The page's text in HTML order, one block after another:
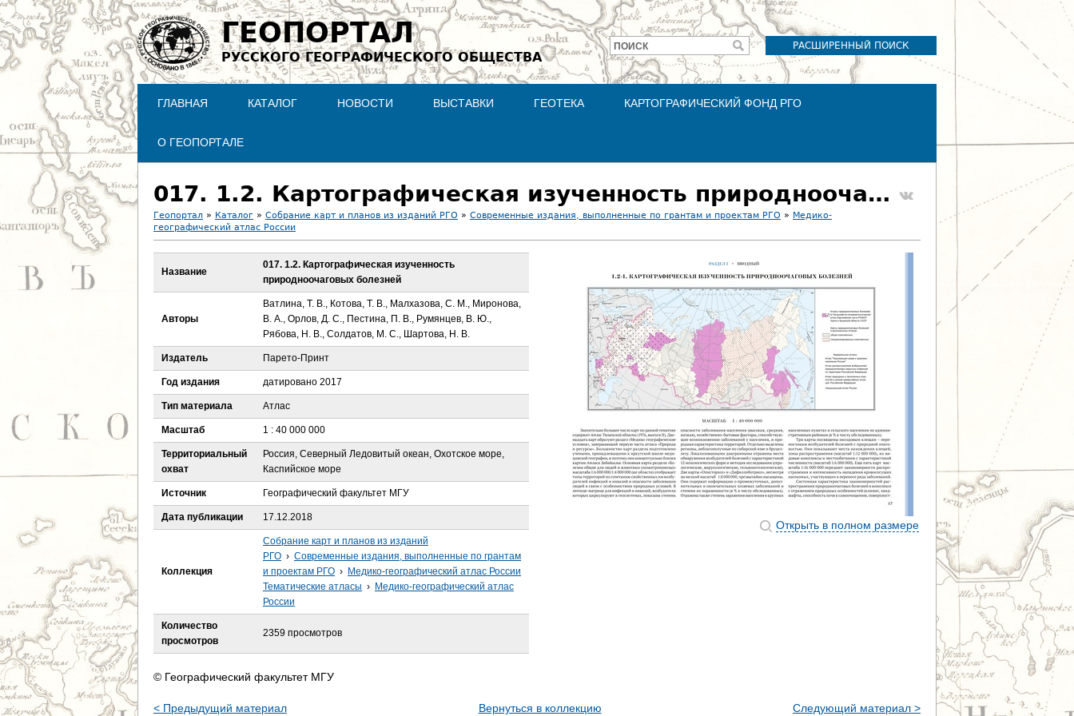
Jump to navigation
ГЕОПОРТАЛ
РУССКОГО ГЕОГРАФИЧЕСКОГО ОБЩЕСТВА
РАСШИРЕННЫЙ ПОИСК
Форма
поиска
ПОИСК
ГЛАВНАЯ КАТАЛОГ НОВОСТИ ВЫСТАВКИ ГЕОТЕКА КАРТОГРАФИЧЕСКИЙ ФОНД РГО
О ГЕОПОРТАЛЕ
017. 1.2. Картографическая изученность природноочаговых болезней
В
ы
е
с
ь
Геопортал » Каталог » Собрание карт и планов из изданий РГО » Современные издания, выполненные по грантам и проектам РГО » Медико-
географический атлас России
Открыть в полном размере
Название
017. 1.2. Картографическая изученность
природноочаговых болезней
Авторы
Ватлина, Т. В., Котова, Т. В., Малхазова, С. М., Миронова,
В. А., Орлов, Д. С., Пестина, П. В., Румянцев, В. Ю.,
Рябова, Н. В., Солдатов, М. С., Шартова, Н. В.
Издатель Парето-Принт
Год издания датировано 2017
Тип материала Атлас
Масштаб 1 : 40 000 000
Территориальный
охват
Россия, Северный Ледовитый океан, Охотское море,
Каспийское море
Источник Географический факультет МГУ
Дата публикации 17.12.2018
Коллекция
Собрание карт и планов из изданий
РГО › Современные издания, выполненные по грантам
и проектам РГО › Медико-географический атлас России
Тематические атласы › Медико-географический атлас
России
Количество
просмотров
2359 просмотров
© Географический факультет МГУ
< Предыдущий материал Вернуться в коллекцию Следующий материал >